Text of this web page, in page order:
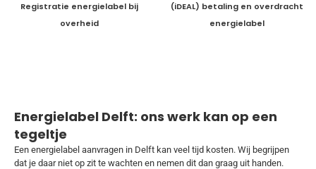
Registratie energielabel bij
overheid
(iDEAL) betaling en overdracht
energielabel
Energielabel Delft: ons werk kan op een
tegeltje
Een energielabel aanvragen in Delft kan veel tijd kosten. Wij begrijpen
dat je daar niet op zit te wachten en nemen dit dan graag uit handen.